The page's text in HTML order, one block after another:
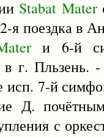
Stabat Mater
я поездка в
и 6-й
в г. Пльзень.
исп. 7-й
Д.
с